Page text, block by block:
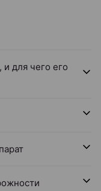
и для чего его